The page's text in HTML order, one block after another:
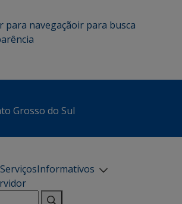
para navegaçãoir para busca
Grosso do Sul
ServiçosInformativos